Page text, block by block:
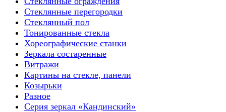
Стеклянные перегородки
Стеклянный пол
Тонированные стекла
Хореографические станки
Зеркала состаренные
Витражи
Картины на стекле, панели
Козырьки
Разное
Серия зеркал «Кандинский»